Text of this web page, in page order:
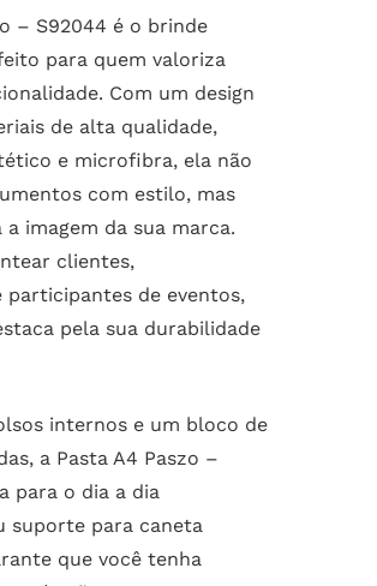
– S92044 é o brinde
para quem valoriza
Com um design
de alta qualidade,
e microfibra, ela não
com estilo, mas
imagem da sua marca.
clientes,
participantes de eventos,
pela sua durabilidade
internos e um bloco de
a Pasta A4 Paszo –
para o dia a dia
suporte para caneta
que você tenha